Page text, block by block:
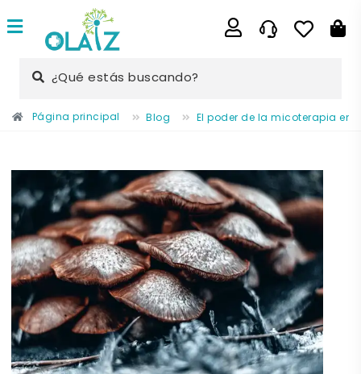
¿Qué estás buscando?
Página principal Blog El poder de la micoterapia en